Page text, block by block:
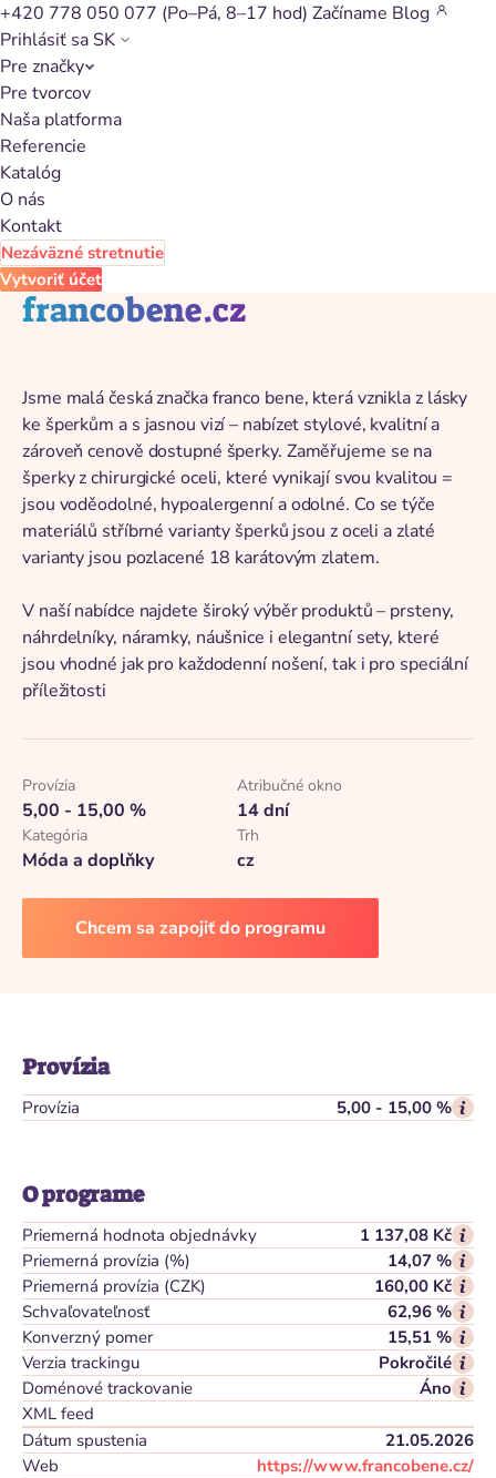
+420 778 050 077 (Po–Pá, 8–17 hod) Začíname Blog
Prihlásiť sa SK
Pre značky
Pre tvorcov
Naša platforma
Referencie
Katalóg
O nás
Kontakt
Nezáväzné stretnutie
Vytvoriť účet
Späť na katalóg
francobene.cz
Jsme malá česká značka franco bene, která vznikla z lásky
ke šperkům a s jasnou vizí – nabízet stylové, kvalitní a
zároveň cenově dostupné šperky. Zaměřujeme se na
šperky z chirurgické oceli, které vynikají svou kvalitou =
jsou voděodolné, hypoalergenní a odolné. Co se týče
materiálů stříbrné varianty šperků jsou z oceli a zlaté
varianty jsou pozlacené 18 karátovým zlatem.
V naší nabídce najdete široký výběr produktů – prsteny,
náhrdelníky, náramky, náušnice i elegantní sety, které
jsou vhodné jak pro každodenní nošení, tak i pro speciální
příležitosti
Provízia
5,00 - 15,00 %
Atribučné okno
14 dní
Kategória
Móda a doplňky
Trh
cz
Chcem sa zapojiť do programu
Provízia
Provízia 5,00 - 15,00 %
O programe
Priemerná hodnota objednávky
1 137,08 Kč
Priemerná provízia (%)
14,07 %
Priemerná provízia (CZK)
160,00 Kč
Schvaľovateľnosť
62,96 %
Konverzný pomer
15,51 %
Verzia trackingu
Pokročilé
Doménové trackovanie
Áno
XML feed
Dátum spustenia
21.05.2026
Web
https://www.francobene.cz/